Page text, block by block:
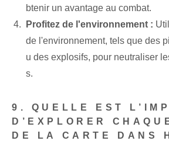
btenir un avantage au combat.
Profitez de l'environnement :
de l'environnement, tels que des
u des explosifs, pour neutraliser
s.
9. QUELLE EST
D’EXPLORER
DE LA CARTE DANS